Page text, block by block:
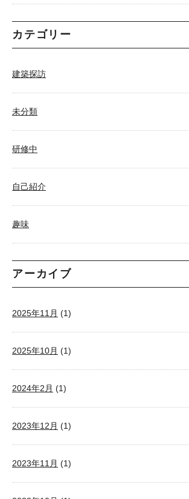
カテゴリー
建築探訪
未分類
研修中
自己紹介
趣味
アーカイブ
2025年11月 (1)
2025年10月 (1)
2024年2月 (1)
2023年12月 (1)
2023年11月 (1)